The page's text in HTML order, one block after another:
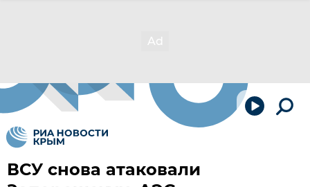
ВСУ снова атаковали